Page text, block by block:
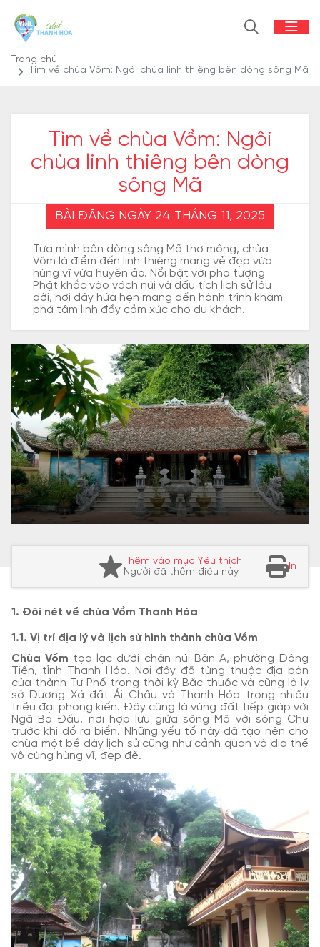
Trang chủ
Tìm về chùa Vồm: Ngôi chùa linh thiêng bên dòng sông Mã
Tìm về chùa Vồm: Ngôi
chùa linh thiêng bên dòng
sông Mã
BÀI ĐĂNG NGÀY 24 THÁNG 11, 2025
Tựa mình bên dòng sông Mã thơ mộng, chùa
Vồm là điểm đến linh thiêng mang vẻ đẹp vừa
hùng vĩ vừa huyền ảo. Nổi bật với pho tượng
Phật khắc vào vách núi và dấu tích lịch sử lâu
đời, nơi đây hứa hẹn mang đến hành trình khám
phá tâm linh đầy cảm xúc cho du khách.
Thêm vào mục Yêu thích
Người đã thêm điều này
In
1. Đôi nét về chùa Vồm Thanh Hóa
1.1. Vị trí địa lý và lịch sử hình thành chùa Vồm
Chùa Vồm tọa lạc dưới chân núi Bàn A, phường Đông
Tiến, tỉnh Thanh Hóa. Nơi đây đã từng thuộc địa bàn
của thành Tư Phố trong thời kỳ Bắc thuộc và cũng là lỵ
sở Dương Xá đất Ái Châu và Thanh Hóa trong nhiều
triều đại phong kiến. Đây cũng là vùng đất tiếp giáp với
Ngã Ba Đầu, nơi hợp lưu giữa sông Mã với sông Chu
trước khi đổ ra biển. Những yếu tố này đã tạo nên cho
chùa một bề dày lịch sử cũng như cảnh quan và địa thế
vô cùng hùng vĩ, đẹp đẽ.